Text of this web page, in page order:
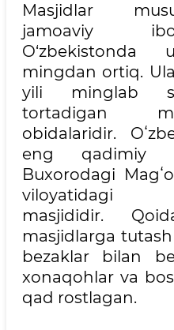
Masjidlar
jamoaviy
mingdan ortiq.
yili minglab
tortadigan
obidalaridir.
eng qadimiy
Buxorodagi
masjididir.
masjidlarga
bezaklar bilan
xonaqohlar va
qad rostlagan.